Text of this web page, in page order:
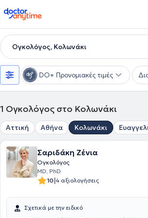
doctoranytime
Ογκολόγος, Κολωνάκι
DO+ Προνομιακές τιμές
1 Ογκολόγος στο Κολωνάκι
Αττική Αθήνα Κολωνάκι
Σαριδάκη Ζένια
Ογκολόγος
MD, PhD
10|4 αξιολογήσεις
Σχετικά με την ειδικό